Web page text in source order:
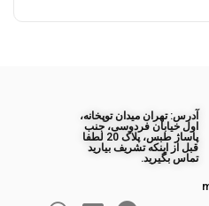
آدرس: تهران میدان توپخانه،
اول خیابان فردوسی، جنب
پاساژ طبس، پلاک 20 لطفا
قبل از اینکه تشریف بیارید
تماس بگیرید.